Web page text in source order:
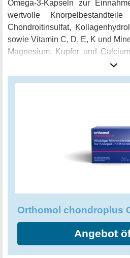
Omega-3-Kapseln zur
wertvolle
Chondroitinsulfat,
sowie Vitamin C, D, E, K und
Magnesium, Kupfer und
Omega-3-Fettsäuren, die
unterstützen. Einfach den Inhalt
ist, und mit Orthomol
Beitrag zu Ihrem Wohlbefinden
Angebot